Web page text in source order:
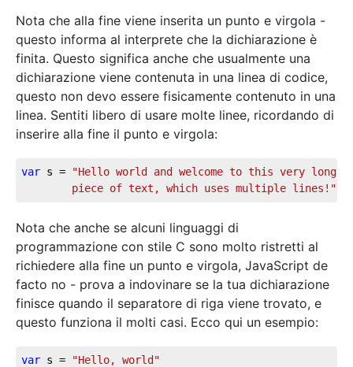
Nota che alla fine viene inserita un punto e virgola -
questo informa al interprete che la dichiarazione è
finita. Questo significa anche che usualmente una
dichiarazione viene contenuta in una linea di codice,
questo non devo essere fisicamente contenuto in una
linea. Sentiti libero di usare molte linee, ricordando di
inserire alla fine il punto e virgola:
var s =
"Hello world and welcome to this very long
		piece of text, which uses multiple lines!"
Nota che anche se alcuni linguaggi di
programmazione con stile C sono molto ristretti al
richiedere alla fine un punto e virgola, JavaScript de
facto no - prova a indovinare se la tua dichiarazione
finisce quando il separatore di riga viene trovato, e
questo funziona il molti casi. Ecco qui un esempio:
var s =
"Hello, world"